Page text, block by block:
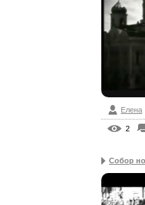
Елена
2
Собор